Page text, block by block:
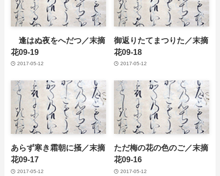
逢はぬ夜をへだつ／末摘
花09-19
2017-05-12
御返りたてまつりた／末摘
花09-18
2017-05-12
あらず寒き霜朝に掻／末摘
花09-17
2017-05-12
ただ梅の花の色のご／末摘
花09-16
2017-05-12